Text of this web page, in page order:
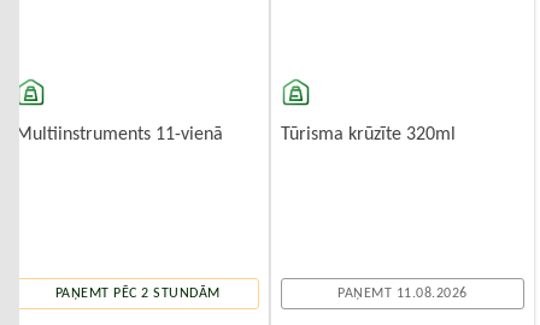
Multiinstruments 11-vienā
PAŅEMT PĒC 2 STUNDĀM
Tūrisma krūzīte 320ml
PAŅEMT 11.08.2026